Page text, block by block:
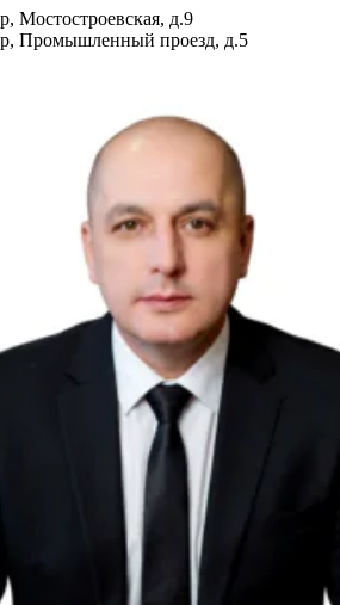
Мостостроевская, д.9
Промышленный проезд, д.5